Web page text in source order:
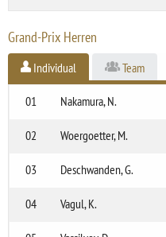
Grand-Prix Herren
Individual Team
01 Nakamura, N.
02 Woergoetter, M.
03 Deschwanden, G.
04 Vagul, K.